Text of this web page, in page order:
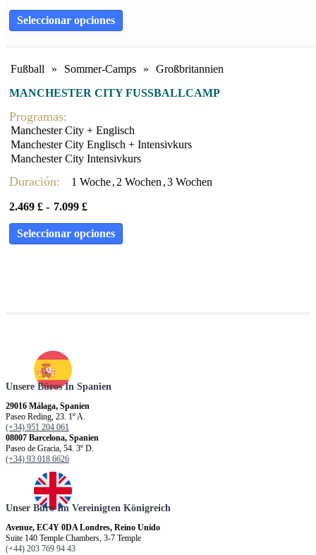
Seleccionar opciones
Fußball » Sommer-Camps »
Großbritannien
MANCHESTER CITY FUSSBALLCAMP
Programas:
Manchester City + Englisch
Manchester City Englisch + Intensivkurs
Manchester City Intensivkurs
Duración: 1 Woche , 2 Wochen ,3 Wochen
2.469 £ - 7.099 £
Seleccionar opciones
Unsere Büros In Spanien
29016 Málaga, Spanien
Paseo Reding, 23. 1º A.
(+34) 951 204 061
08007 Barcelona, Spanien
Paseo de Gracia, 54. 3º D.
(+34) 93 018 6626
Unser Büro Im Vereinigten Königreich
Avenue, EC4Y 0DA Londres, Reino Unido
Suite 140 Temple Chambers, 3-7 Temple
(+44) 203 769 94 43